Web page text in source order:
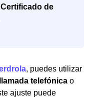
Certificado de
, puedes utilizar
llamada telefónica o
ajuste puede